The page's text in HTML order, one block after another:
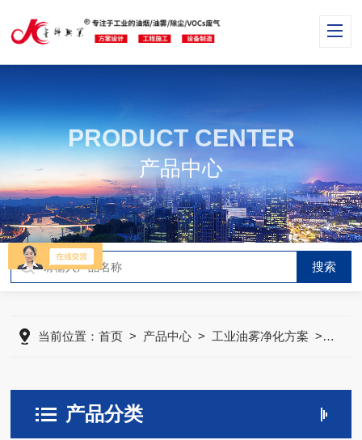
PRODUCT CENTER
产品中心
当前位置：首页 > 产品中心 > 工业油雾净化方案 > 冷镦
产品分类